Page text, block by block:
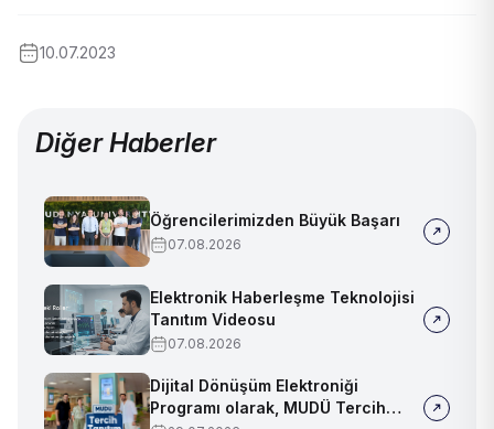
10.07.2023
Diğer Haberler
Öğrencilerimizden Büyük Başarı
07.08.2026
Elektronik Haberleşme Teknolojisi
Tanıtım Videosu
07.08.2026
Dijital Dönüşüm Elektroniği
Programı olarak, MUDÜ Tercih